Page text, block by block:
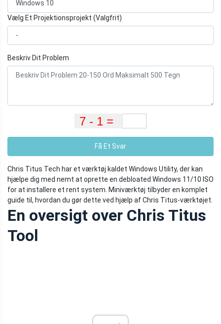
Vælg Et Projektionsprojekt (Valgfrit)
Beskriv Dit Problem
Få Et Svar
Chris Titus Tech har et værktøj kaldet Windows Utility, der kan
hjælpe dig med nemt at oprette en debloated Windows 11/10 ISO
for at installere et rent system. Miniværktøj tilbyder en komplet
guide til, hvordan du gør dette ved hjælp af Chris Titus-værktøjet.
En oversigt over Chris Titus
Tool